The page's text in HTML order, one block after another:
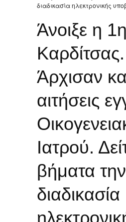
διαδικασία ηλεκτρονικής
Άνοιξε η
Καρδίτσας.
Άρχισαν
αιτήσεις
Ιατρού.
βήματα την
διαδικασία